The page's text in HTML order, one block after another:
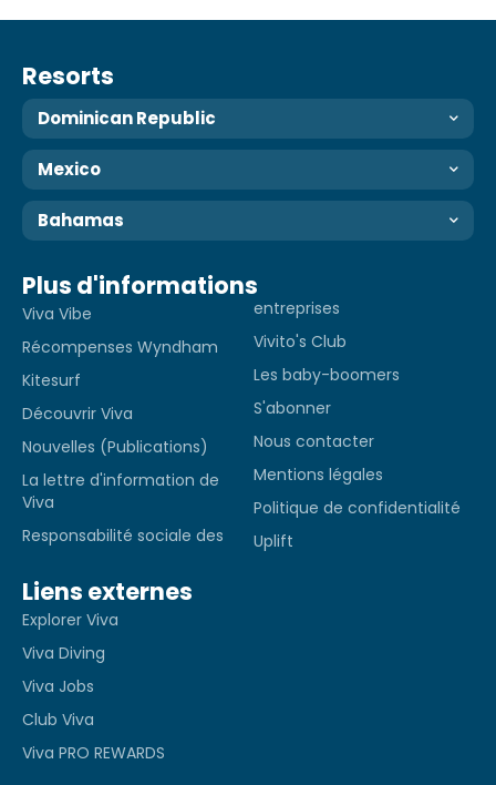
Resorts
Dominican Republic
Mexico
Bahamas
Plus d'informations
Viva Vibe
Récompenses Wyndham
Kitesurf
Découvrir Viva
Nouvelles (Publications)
La lettre d'information de
Viva
Responsabilité sociale des
entreprises
Vivito's Club
Les baby-boomers
S'abonner
Nous contacter
Mentions légales
Politique de confidentialité
Uplift
Liens externes
Explorer Viva
Viva Diving
Viva Jobs
Club Viva
Viva PRO REWARDS